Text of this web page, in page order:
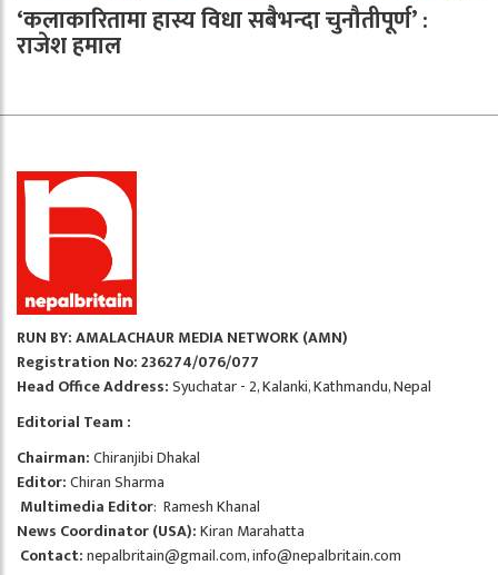
‘कलाकारितामा हास्य विधा सबैभन्दा चुनौतीपूर्ण’ :
राजेश हमाल
RUN BY: AMALACHAUR MEDIA NETWORK (AMN)
Registration No: 236274/076/077
Head Office Address:Syuchatar - 2, Kalanki, Kathmandu, Nepal
Editorial Team :
Chairman:Chiranjibi Dhakal
Editor:Chiran Sharma
Multimedia Editor: Ramesh Khanal
News Coordinator (USA):Kiran Marahatta
Contact:nepalbritain@gmail.com,info@nepalbritain.com